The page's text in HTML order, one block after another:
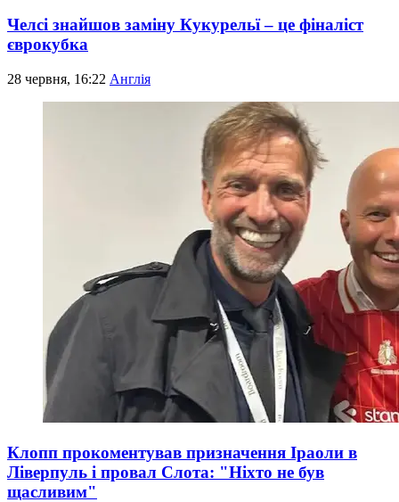
Челсі знайшов заміну Кукурельї – це фіналіст
єврокубка
28 червня, 16:22 Англія
Клопп прокоментував призначення Іраоли в
Ліверпуль і провал Слота: "Ніхто не був
щасливим"